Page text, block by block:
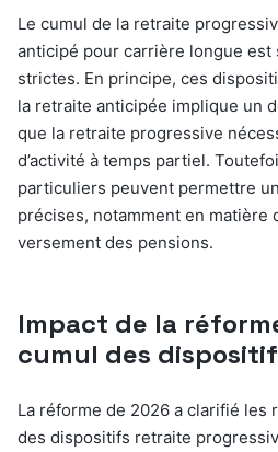
Le cumul de la retraite
anticipé pour carrière longue est
strictes. En principe, ces
la retraite anticipée implique un
que la retraite progressive
d’activité à temps partiel.
particuliers peuvent permettre
précises, notamment en matière
versement des pensions.
Impact de la
cumul des
La réforme de 2026 a clarifié les
des dispositifs retraite